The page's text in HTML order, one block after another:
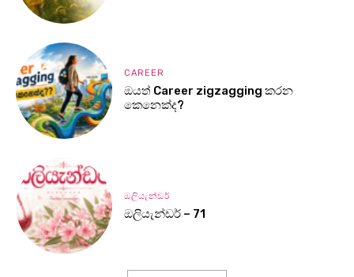
CAREER
ඔයත් Career zigzagging කරන
කෙනෙක්ද?
ඔලියැන්ඩර්
ඔලියැන්ඩර් – 71